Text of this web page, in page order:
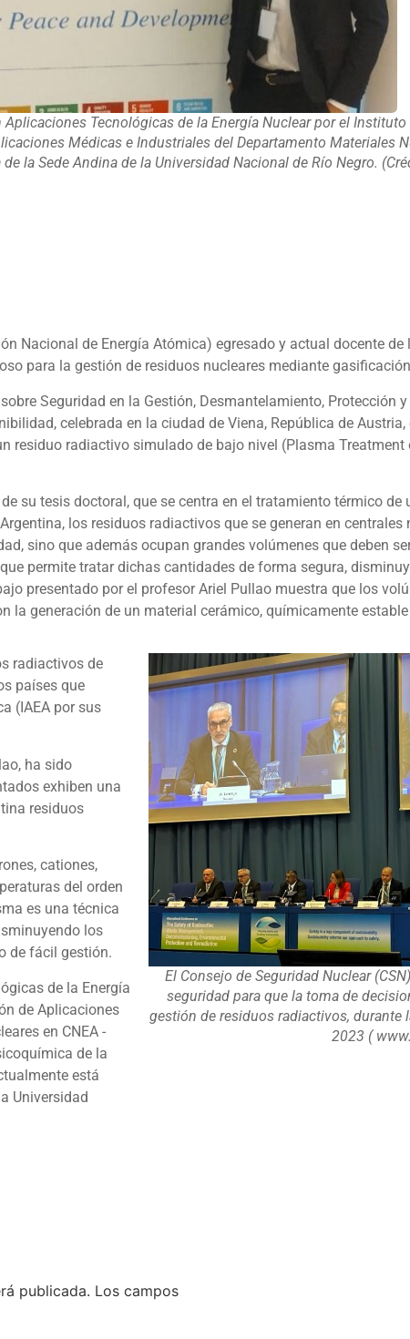
Tecnológicas de la Energía Nuclear por el Instituto
Médicas e Industriales del Departamento Materiales
la Sede Andina de la Universidad Nacional de Río Negro.
Nacional de Energía Atómica) egresado y actual docente
para la gestión de residuos nucleares mediante
Seguridad en la Gestión, Desmantelamiento, Protección
celebrada en la ciudad de Viena, República de
residuo radiactivo simulado de bajo nivel (Plasma
su tesis doctoral, que se centra en el tratamiento térmico
los residuos radiactivos que se generan en
sino que además ocupan grandes volúmenes que deben
permite tratar dichas cantidades de forma segura,
presentado por el profesor Ariel Pullao muestra que los
la generación de un material cerámico, químicamente
radiactivos de
países que
(IAEA por sus
ha sido
exhiben una
residuos
cationes,
del orden
es una técnica
los
de fácil gestión.
de la Energía
de Aplicaciones
en CNEA -
de la
está
Universidad
El Consejo de Seguridad Nuclear
seguridad para que la toma de
gestión de residuos radiactivos, durante
2023 (
publicada. Los campos